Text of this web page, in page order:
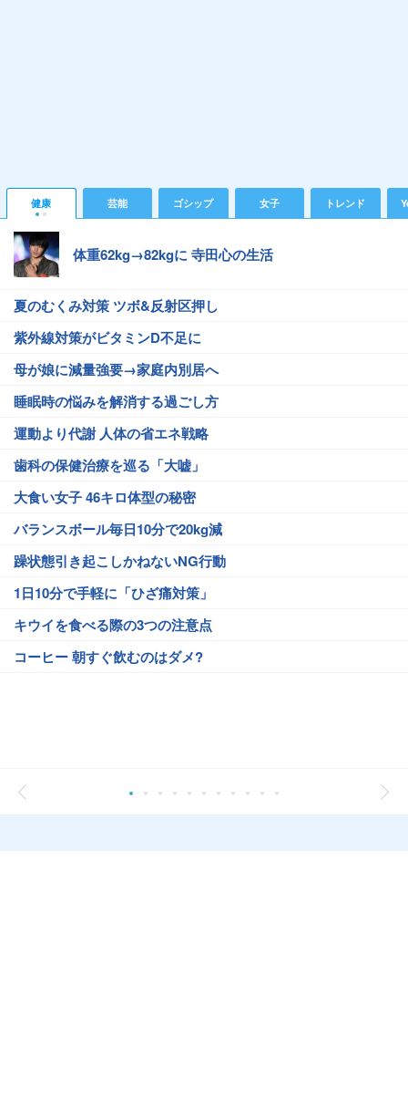
健康 芸能 ゴシップ 女子 トレンド
体重62kg→82kgに 寺田心の生活
夏のむくみ対策 ツボ&反射区押し
紫外線対策がビタミンD不足に
母が娘に減量強要→家庭内別居へ
睡眠時の悩みを解消する過ごし方
運動より代謝 人体の省エネ戦略
歯科の保健治療を巡る「大嘘」
大食い女子 46キロ体型の秘密
バランスボール毎日10分で20kg減
躁状態引き起こしかねないNG行動
1日10分で手軽に「ひざ痛対策」
キウイを食べる際の3つの注意点
コーヒー 朝すぐ飲むのはダメ?